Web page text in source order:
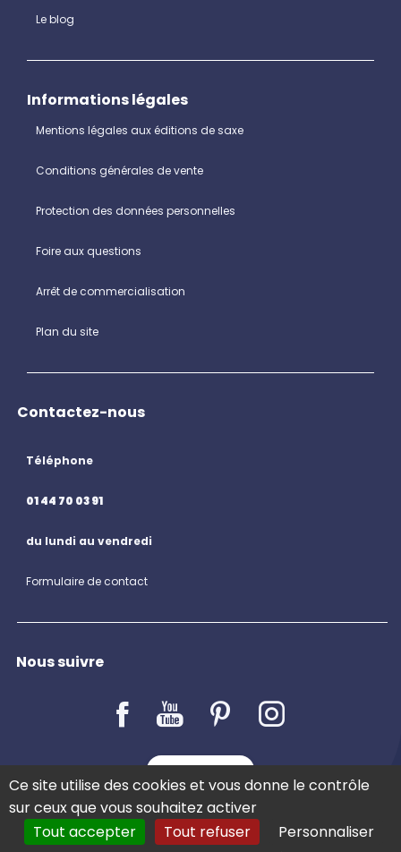
Le blog
Informations légales
Mentions légales aux éditions de saxe
Conditions générales de vente
Protection des données personnelles
Foire aux questions
Arrêt de commercialisation
Plan du site
Contactez-nous
Téléphone
01 44 70 03 91
du lundi au vendredi
Formulaire de contact
Nous suivre
LE BLOG
Ce site utilise des cookies et vous donne le contrôle
sur ceux que vous souhaitez activer
Tout accepter
Tout refuser Personnaliser